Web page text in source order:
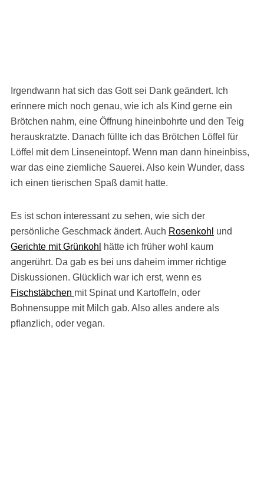
Irgendwann hat sich das Gott sei Dank geändert. Ich
erinnere mich noch genau, wie ich als Kind gerne ein
Brötchen nahm, eine Öffnung hineinbohrte und den Teig
herauskratzte. Danach füllte ich das Brötchen Löffel für
Löffel mit dem Linseneintopf. Wenn man dann hineinbiss,
war das eine ziemliche Sauerei. Also kein Wunder, dass
ich einen tierischen Spaß damit hatte.
Es ist schon interessant zu sehen, wie sich der
persönliche Geschmack ändert. Auch Rosenkohl und
Gerichte mit Grünkohl
hätte ich früher wohl kaum
angerührt. Da gab es bei uns daheim immer richtige
Diskussionen. Glücklich war ich erst, wenn es
Fischstäbchen mit Spinat und Kartoffeln, oder
Bohnensuppe mit Milch gab. Also alles andere als
pflanzlich, oder vegan.